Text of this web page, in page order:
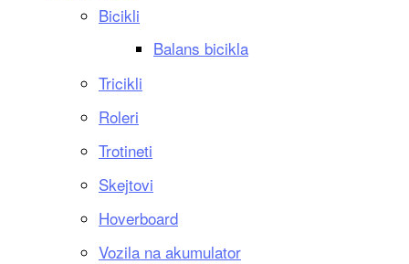
Bicikli
Balans bicikla
Tricikli
Roleri
Trotineti
Skejtovi
Hoverboard
Vozila na akumulator